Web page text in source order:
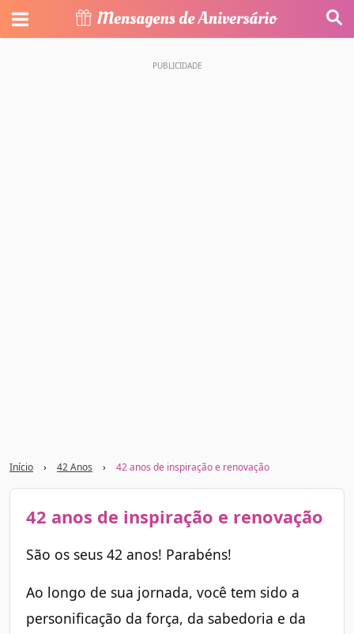
Início › 42 Anos › 42 anos de inspiração e renovação
42 anos de inspiração e renovação
São os seus 42 anos! Parabéns!
Ao longo de sua jornada, você tem sido a
personificação da força, da sabedoria e da